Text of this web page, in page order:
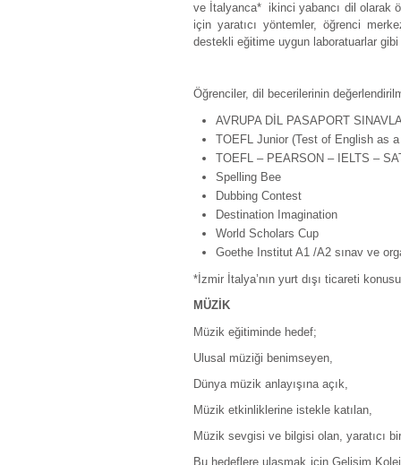
ve İtalyanca* ikinci yabancı dil olarak
için yaratıcı yöntemler, öğrenci
destekli eğitime uygun laboratuarlar
Öğrenciler, dil becerilerinin
AVRUPA DİL PASAPORT
TOEFL Junior (Test of English as
TOEFL – PEARSON – IELTS –
Spelling Bee
Dubbing Contest
Destination Imagination
World Scholars Cup
Goethe Institut A1 /A2 sınav ve
*İzmir İtalya’nın yurt dışı ticareti
MÜZİK
Müzik eğitiminde hedef;
Ulusal müziği benimseyen,
Dünya müzik anlayışına açık,
Müzik etkinliklerine istekle katılan,
Müzik sevgisi ve bilgisi olan, yaratıcı
Bu hedeflere ulaşmak için Gelişim